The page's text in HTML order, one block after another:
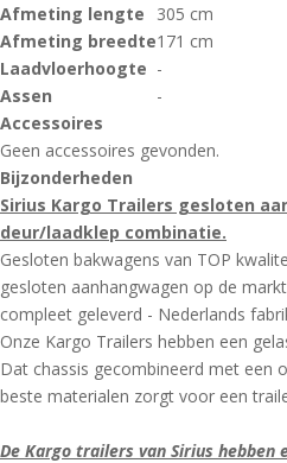
Afmeting lengte
305 cm
Afmeting breedte171 cm
Laadvloerhoogte -
Assen
-
Accessoires
Geen accessoires gevonden.
Bijzonderheden
Sirius Kargo Trailers gesloten
deur/laadklep combinatie.
Gesloten bakwagens van TOP
gesloten aanhangwagen op de
compleet geleverd - Nederlands
Onze Kargo Trailers hebben een
Dat chassis gecombineerd met een
beste materialen zorgt voor een
De Kargo trailers van Sirius hebben